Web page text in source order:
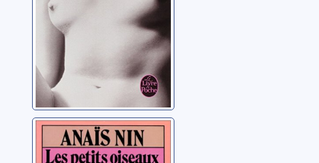
Erotica: [2]: Les
Petits oiseaux